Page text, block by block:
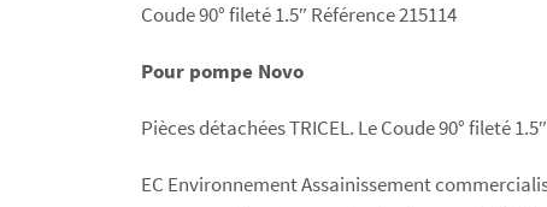
Coude 90° fileté 1.5″ Référence 215114
Pour pompe Novo
Pièces détachées TRICEL. Le Coude 90° fileté
EC Environnement Assainissement